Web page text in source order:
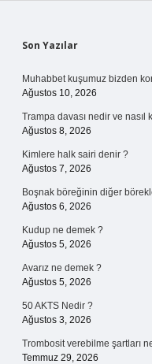
Sidebar
Son Yazılar
Muhabbet kuşumuz bizden
Ağustos 10, 2026
Trampa davası nedir ve nasıl
Ağustos 8, 2026
Kimlere halk sairi denir ?
Ağustos 7, 2026
Boşnak böreğinin diğer
Ağustos 6, 2026
Kudup ne demek ?
Ağustos 5, 2026
Avarız ne demek ?
Ağustos 5, 2026
50 AKTS Nedir ?
Ağustos 3, 2026
Trombosit verebilme şartları
Temmuz 29, 2026